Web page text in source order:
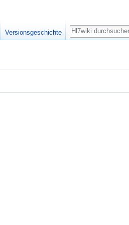
Versionsgeschichte
Suche